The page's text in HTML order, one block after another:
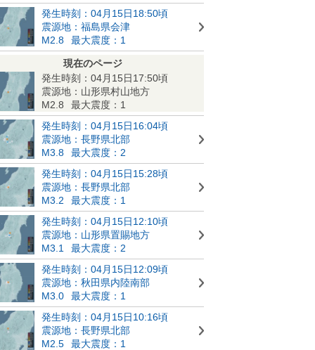
発生時刻：04月15日18:50頃
震源地：福島県会津
M2.8
最大震度：1
現在のページ
発生時刻：04月15日17:50頃
震源地：山形県村山地方
M2.8
最大震度：1
発生時刻：04月15日16:04頃
震源地：長野県北部
M3.8
最大震度：2
発生時刻：04月15日15:28頃
震源地：長野県北部
M3.2
最大震度：1
発生時刻：04月15日12:10頃
震源地：山形県置賜地方
M3.1
最大震度：2
発生時刻：04月15日12:09頃
震源地：秋田県内陸南部
M3.0
最大震度：1
発生時刻：04月15日10:16頃
震源地：長野県北部
M2.5
最大震度：1